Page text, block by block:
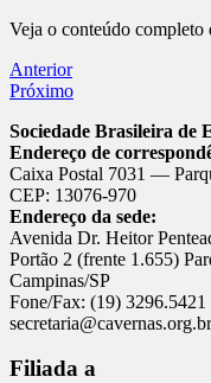
Veja o conteúdo completo
Anterior
Próximo
Sociedade Brasileira de
Endereço de
Caixa Postal 7031 —
CEP: 13076-970
Endereço da sede:
Avenida Dr. Heitor
Portão 2 (frente 1.655)
Campinas/SP
Fone/Fax: (19) 3296.5421
secretaria@cavernas.org.br
Filiada a